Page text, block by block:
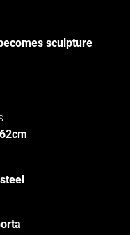
sculpture